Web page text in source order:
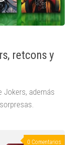
retcons y
Jokers, además
0 Comentarios